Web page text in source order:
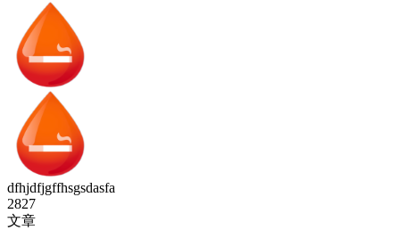
dfhjdfjgffhsgsdasfa
2827
文章